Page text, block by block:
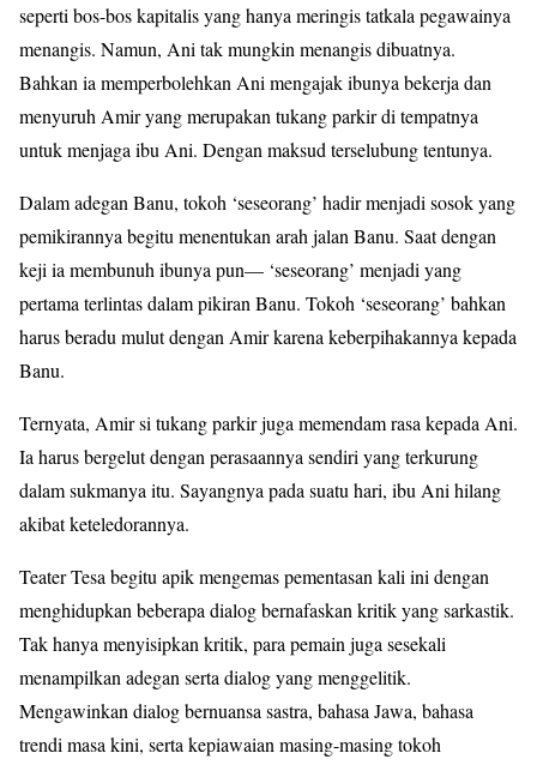
seperti bos-bos kapitalis yang hanya meringis tatkala pegawainya
menangis. Namun, Ani tak mungkin menangis dibuatnya.
Bahkan ia memperbolehkan Ani mengajak ibunya bekerja dan
menyuruh Amir yang merupakan tukang parkir di tempatnya
untuk menjaga ibu Ani. Dengan maksud terselubung tentunya.
Dalam adegan Banu, tokoh ‘seseorang’ hadir menjadi sosok yang
pemikirannya begitu menentukan arah jalan Banu. Saat dengan
keji ia membunuh ibunya pun— ‘seseorang’ menjadi yang
pertama terlintas dalam pikiran Banu. Tokoh ‘seseorang’ bahkan
harus beradu mulut dengan Amir karena keberpihakannya kepada
Banu.
Ternyata, Amir si tukang parkir juga memendam rasa kepada Ani.
Ia harus bergelut dengan perasaannya sendiri yang terkurung
dalam sukmanya itu. Sayangnya pada suatu hari, ibu Ani hilang
akibat keteledorannya.
Teater Tesa begitu apik mengemas pementasan kali ini dengan
menghidupkan beberapa dialog bernafaskan kritik yang sarkastik.
Tak hanya menyisipkan kritik, para pemain juga sesekali
menampilkan adegan serta dialog yang menggelitik.
Mengawinkan dialog bernuansa sastra, bahasa Jawa, bahasa
trendi masa kini, serta kepiawaian masing-masing tokoh